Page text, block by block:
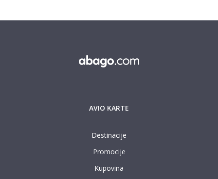
AVIO KARTE
Destinacije
Promocije
Kupovina